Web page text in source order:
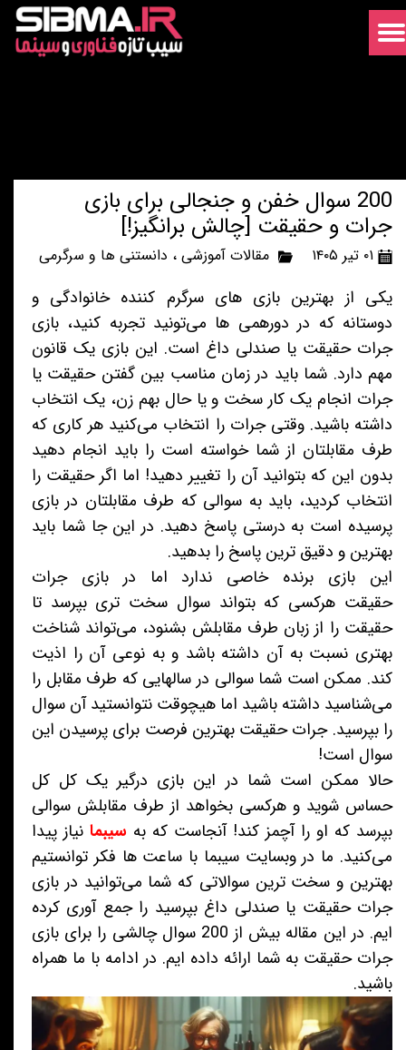
200 سوال خفن و جنجالی برای بازی
جرات و حقیقت [چالش برانگیز!]
۰۱ تیر ۱۴۰۵ مقالات آموزشی ، دانستنی ها و سرگرمی
یکی از بهترین بازی های سرگرم کننده خانوادگی و
دوستانه که در دورهمی ها می‌تونید تجربه کنید، بازی
جرات حقیقت یا صندلی داغ است. این بازی یک قانون
مهم دارد. شما باید در زمان مناسب بین گفتن حقیقت یا
جرات انجام یک کار سخت و یا حال بهم زن، یک انتخاب
داشته باشید. وقتی جرات را انتخاب می‌کنید هر کاری که
طرف مقابلتان از شما خواسته است را باید انجام دهید
بدون این که بتوانید آن را تغییر دهید! اما اگر حقیقت را
انتخاب کردید، باید به سوالی که طرف مقابلتان در بازی
پرسیده است به درستی پاسخ دهید. در این جا شما باید
بهترین و دقیق ترین پاسخ را بدهید.
این بازی برنده خاصی ندارد اما در بازی جرات
حقیقت هرکسی که بتواند سوال سخت تری بپرسد تا
حقیقت را از زبان طرف مقابلش بشنود، می‌تواند شناخت
بهتری نسبت به آن داشته باشد و به نوعی آن را اذیت
کند. ممکن است شما سوالی در سالهایی که طرف مقابل را
می‌شناسید داشته باشید اما هیچوقت نتوانستید آن سوال
را بپرسید. جرات حقیقت بهترین فرصت برای پرسیدن این
سوال است!
حالا ممکن است شما در این بازی درگیر یک کل کل
حساس شوید و هرکسی بخواهد از طرف مقابلش سوالی
بپرسد که او را آچمز کند! آنجاست که به سیبما نیاز پیدا
می‌کنید. ما در وبسایت سیبما با ساعت ها فکر توانستیم
بهترین و سخت ترین سوالاتی که شما می‌توانید در بازی
جرات حقیقت یا صندلی داغ بپرسید را جمع آوری کرده
ایم. در این مقاله بیش از 200 سوال چالشی را برای بازی
جرات حقیقت به شما ارائه داده ایم. در ادامه با ما همراه
باشید.